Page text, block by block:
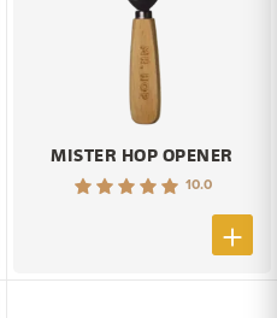
MISTER HOP OPENER
10.0